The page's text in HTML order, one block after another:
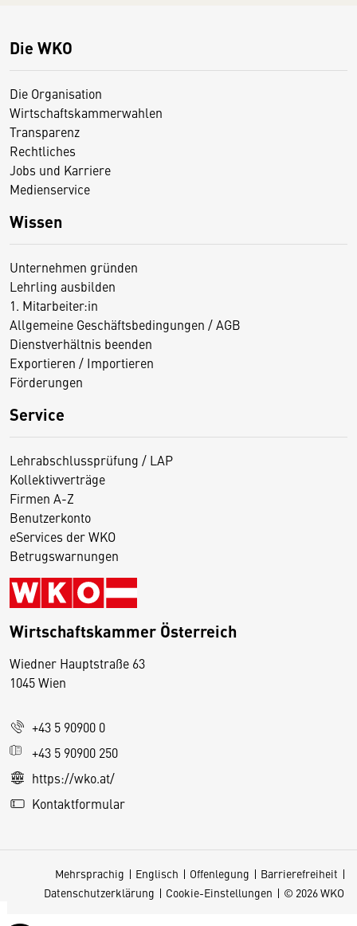
Die WKO
Die Organisation
Wirtschaftskammerwahlen
Transparenz
Rechtliches
Jobs und Karriere
Medienservice
Wissen
Unternehmen gründen
Lehrling ausbilden
1. Mitarbeiter:in
Allgemeine Geschäftsbedingungen / AGB
Dienstverhältnis beenden
Exportieren / Importieren
Förderungen
Service
Lehrabschlussprüfung / LAP
Kollektivverträge
Firmen A-Z
Benutzerkonto
eServices der WKO
Betrugswarnungen
Wirtschaftskammer Österreich
Wiedner Hauptstraße 63
1045 Wien
+43 5 90900 0
+43 5 90900 250
https://wko.at/
Kontaktformular
Mehrsprachig Englisch Offenlegung
Barrierefreiheit
Datenschutzerklärung
Cookie-Einstellungen © 2026 WKO
D
s
e
S
e